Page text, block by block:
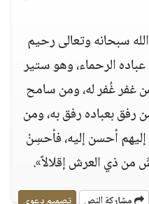
سبحانه وتعالى رحيم
الرحماء، وهو ستير
غفر غُفر له، ومن سامح
بعباده رفق به، ومن
أحسن إليه، فأحسِنْ
من ذي العرش إقلالاً».